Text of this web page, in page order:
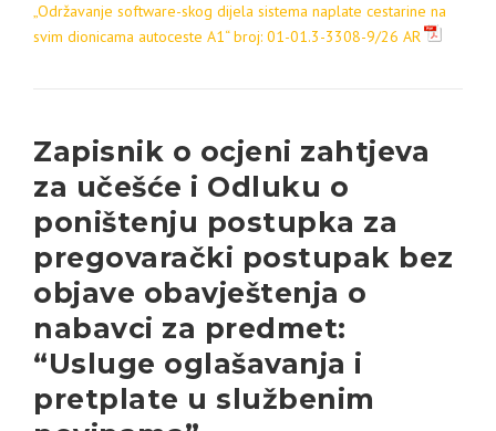
„Održavanje software-skog dijela sistema naplate cestarine na
svim dionicama autoceste A1“ broj: 01-01.3-3308-9/26 AR
Zapisnik o ocjeni zahtjeva
za učešće i Odluku o
poništenju postupka za
pregovarački postupak bez
objave obavještenja o
nabavci za predmet:
“Usluge oglašavanja i
pretplate u službenim